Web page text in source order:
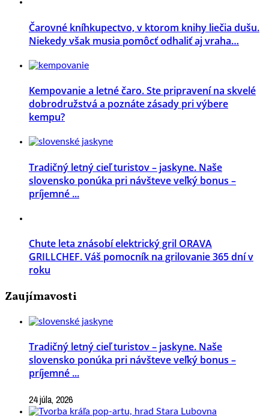
Čarovné kníhkupectvo, v ktorom knihy liečia dušu.
Niekedy však musia pomôcť odhaliť aj vraha…
Kempovanie a letné čaro. Ste pripravení na skvelé
dobrodružstvá a poznáte zásady pri výbere
kempu?
Tradičný letný cieľ turistov – jaskyne. Naše
slovensko ponúka pri návšteve veľký bonus –
príjemné ...
Chute leta znásobí elektrický gril ORAVA
GRILLCHEF. Váš pomocník na grilovanie 365 dní v
roku
Zaujímavosti
Tradičný letný cieľ turistov – jaskyne. Naše
slovensko ponúka pri návšteve veľký bonus –
príjemné ...
24 júla, 2026